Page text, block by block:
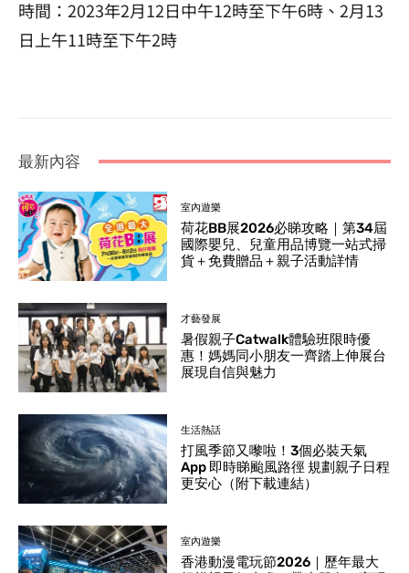
時間：2023年2月12日中午12時至下午6時、2月13
日上午11時至下午2時
最新內容
室內遊樂
荷花BB展2026必睇攻略｜第34屆
國際嬰兒、兒童用品博覽一站式掃
貨＋免費贈品＋親子活動詳情
才藝發展
暑假親子Catwalk體驗班限時優
惠！媽媽同小朋友一齊踏上伸展台
展現自信與魅力
生活熱話
打風季節又嚟啦！3個必裝天氣
App 即時睇颱風路徑 規劃親子日程
更安心（附下載連結）
室內遊樂
香港動漫電玩節2026｜歷年最大